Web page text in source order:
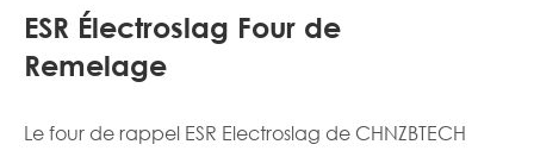
ESR Électroslag Four de
Remelage
Le four de rappel ESR Electroslag de CHNZBTECH